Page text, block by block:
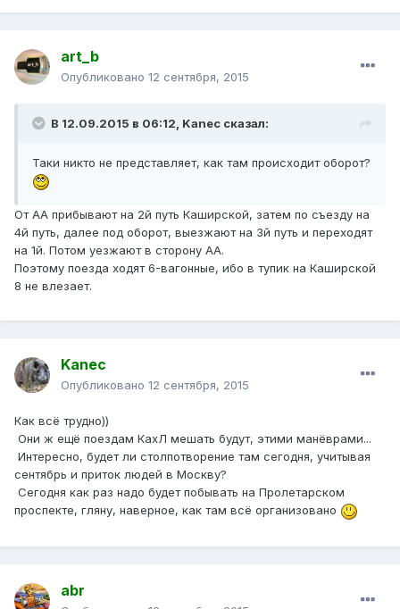
art_b
Опубликовано 12 сентября, 2015
В 12.09.2015 в 06:12, Kanec сказал:
Таки никто не представляет, как там происходит оборот?
От АА прибывают на 2й путь Каширской, затем по съезду на
4й путь, далее под оборот, выезжают на 3й путь и переходят
на 1й. Потом уезжают в сторону АА.
Поэтому поезда ходят 6-вагонные, ибо в тупик на Каширской
8 не влезает.
Kanec
Опубликовано 12 сентября, 2015
Как всё трудно))
Они ж ещё поездам КахЛ мешать будут, этими манёврами...
Интересно, будет ли столпотворение там сегодня, учитывая
сентябрь и приток людей в Москву?
Сегодня как раз надо будет побывать на Пролетарском
проспекте, гляну, наверное, как там всё организовано
abr